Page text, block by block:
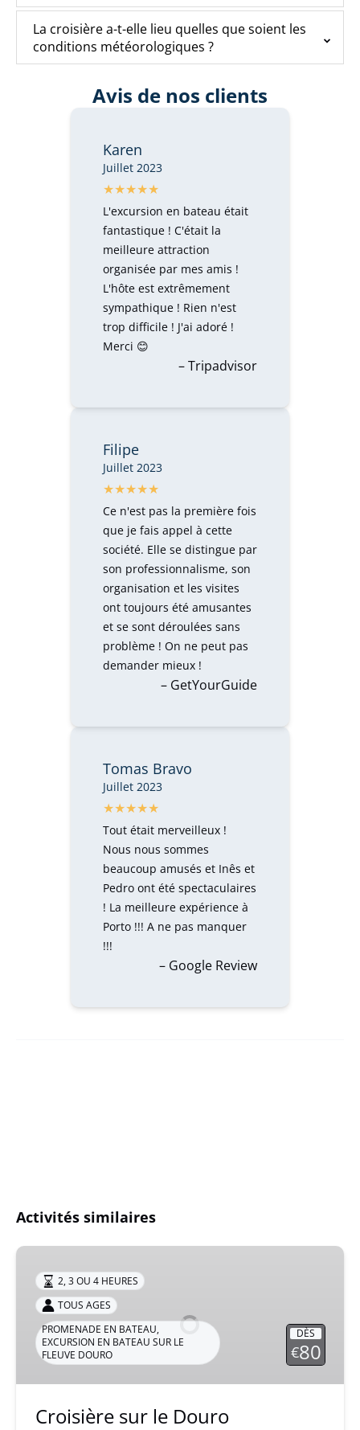
La croisière a-t-elle lieu quelles que soient les
conditions météorologiques ?
Avis de nos clients
Karen
Juillet 2023
L'excursion en bateau était
fantastique ! C'était la
meilleure attraction
organisée par mes amis !
L'hôte est extrêmement
sympathique ! Rien n'est
trop difficile ! J'ai adoré !
Merci 😊
– Tripadvisor
Filipe
Juillet 2023
Ce n'est pas la première fois
que je fais appel à cette
société. Elle se distingue par
son professionnalisme, son
organisation et les visites
ont toujours été amusantes
et se sont déroulées sans
problème ! On ne peut pas
demander mieux !
– GetYourGuide
Tomas Bravo
Juillet 2023
Tout était merveilleux !
Nous nous sommes
beaucoup amusés et Inês et
Pedro ont été spectaculaires
! La meilleure expérience à
Porto !!! A ne pas manquer
!!!
– Google Review
Activités similaires
Croisière
Douro
DÈS
€80
2, 3 OU 4 HEURES
TOUS AGES
PROMENADE EN BATEAU,
EXCURSION EN BATEAU SUR LE
FLEUVE DOURO
Croisière sur le Douro